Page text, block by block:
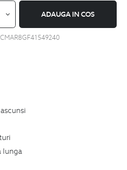
ADAUGA IN COS
lunga